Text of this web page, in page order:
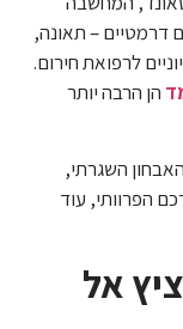
דרמטיים – תאונה,
לרפואת חירום.
הן הרבה יותר
השגרתי,
הפרוותי, עוד
אל